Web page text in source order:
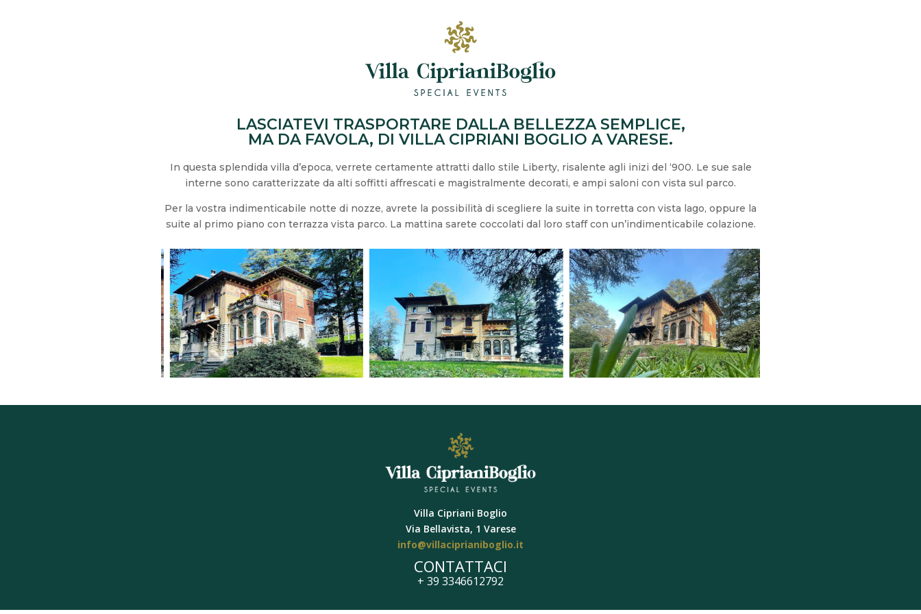
LASCIATEVI TRASPORTARE DALLA BELLEZZA SEMPLICE,
MA DA FAVOLA, DI VILLA CIPRIANI BOGLIO A VARESE.
In questa splendida villa d’epoca, verrete certamente attratti dallo stile Liberty, risalente agli inizi del ‘900. Le sue sale
interne sono caratterizzate da alti soffitti affrescati e magistralmente decorati, e ampi saloni con vista sul parco.
Per la vostra indimenticabile notte di nozze, avrete la possibilità di scegliere la suite in torretta con vista lago, oppure la
suite al primo piano con terrazza vista parco. La mattina sarete coccolati dal loro staff con un’indimenticabile colazione.
Villa Cipriani Boglio
Via Bellavista, 1 Varese
info@villaciprianiboglio.it
CONTATTACI
+ 39 3346612792